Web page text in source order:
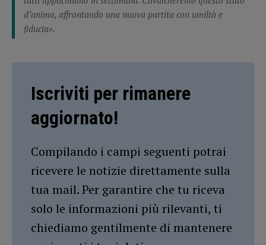
d’animo, affrontando una nuova partita con umiltà e
fiducia».
Iscriviti per rimanere
aggiornato!
Compilando i campi seguenti potrai
ricevere le notizie direttamente sulla
tua mail. Per garantire che tu riceva
solo le informazioni più rilevanti, ti
chiediamo gentilmente di mantenere